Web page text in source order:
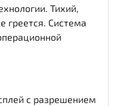
Тихий,
греется. Система
c разрешением